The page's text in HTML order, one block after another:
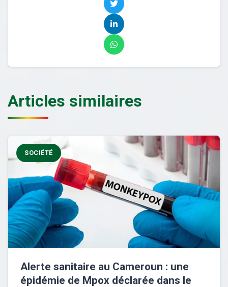
Articles similaires
SOCIÉTÉ
Alerte sanitaire au Cameroun : une
épidémie de Mpox déclarée dans le